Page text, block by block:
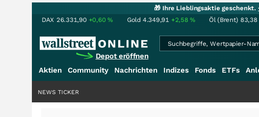
🎁 Ihre Lieblingsaktie geschenkt.
DAX 26.331,90 +0,60% Gold 4.349,91 +2,58% Öl (Brent) 83,38
Depot eröffnen
Aktien Community Nachrichten Indizes Fonds ETFs
NEWS TICKER